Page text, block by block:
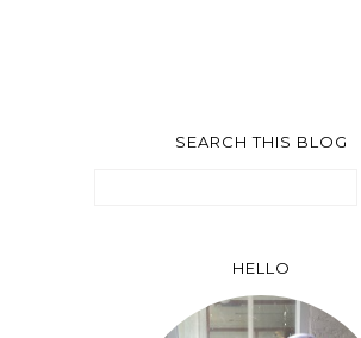
SEARCH THIS BLOG
HELLO